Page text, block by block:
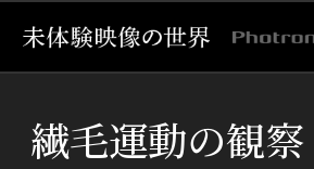
繊毛運動の観察